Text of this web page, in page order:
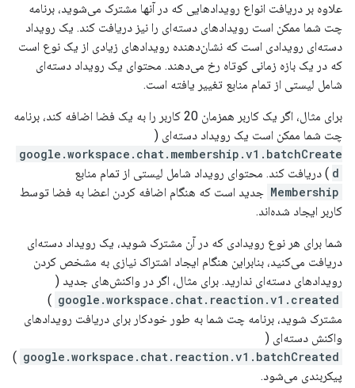
علاوه بر دریافت انواع رویدادهایی که در آنها مشترک می‌شوید، برنامه
چت شما ممکن است رویدادهای دسته‌ای را نیز دریافت کند. یک رویداد
دسته‌ای رویدادی است که نشان‌دهنده رویدادهای زیادی از یک نوع است
که در یک بازه زمانی کوتاه رخ می‌دهند. محتوای یک رویداد دسته‌ای
شامل لیستی از تمام منابع تغییر یافته است.
برای مثال، اگر یک کاربر همزمان 20 کاربر را به یک فضا اضافه کند، برنامه
چت شما ممکن است یک رویداد دسته‌ای (
google.workspace.chat.membership.v1.batchCreate
d ) دریافت کند. محتوای رویداد شامل لیستی از تمام منابع
Membership جدید است که هنگام اضافه کردن اعضا به فضا توسط
کاربر ایجاد شده‌اند.
شما برای هر نوع رویدادی که در آن مشترک شوید، یک رویداد دسته‌ای
دریافت می‌کنید، بنابراین هنگام ایجاد اشتراک نیازی به مشخص کردن
رویدادهای دسته‌ای ندارید. برای مثال، اگر در واکنش‌های جدید (
google.workspace.chat.reaction.v1.created
)
مشترک شوید، برنامه چت شما به طور خودکار برای دریافت رویدادهای
واکنش دسته‌ای (
google.workspace.chat.reaction.v1.batchCreated
)
پیکربندی می‌شود.